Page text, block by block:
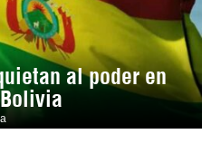
al poder en